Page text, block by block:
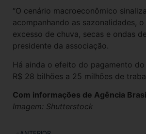
“O cenário macroeconômico
acompanhando as sazonalidades,
excesso de chuva, secas e ondas
presidente da associação.
Há ainda o efeito do pagamento
R$ 28 bilhões a 25 milhões de
Com informações de Agência
Imagem: Shutterstock